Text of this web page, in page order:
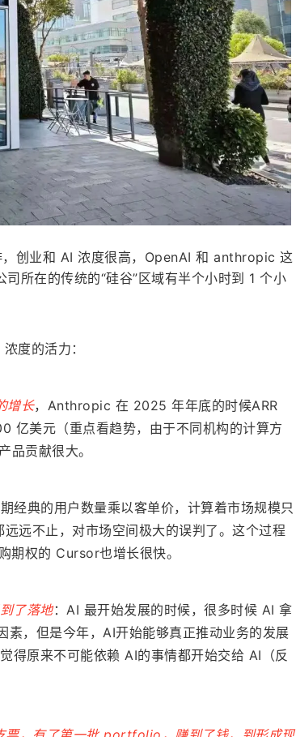
创业和 AI 浓度很高，OpenAI 和 anthropic 这
所在的传统的“硅谷”区域有半个小时到 1 个小
度的活力：
增长，Anthropic 在 2025 年年底的时候ARR
亿美元（重点看趋势，由于不同机构的计算方
贡献很大。
经典的用户数量乘以客单价，计算着市场规模只
远不止，对市场空间极大的误判了。这个过程
权的 Cursor也增长很快。
了落地：AI 最开始发展的时候，很多时候 AI 拿
，但是今年，AI开始能够真正推动业务的发展
得原来不可能依赖 AI的事情都开始交给 AI（反